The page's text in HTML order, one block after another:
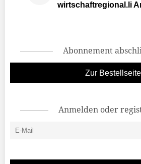
wirtschaftregional.li
Abonnement
Zur Bestellseite
Anmelden oder